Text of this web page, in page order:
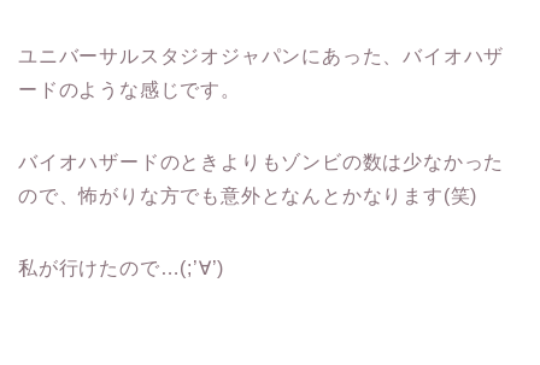
ユニバーサルスタジオジャパンにあった、バイオハザ
ードのような感じです。
バイオハザードのときよりもゾンビの数は少なかった
ので、怖がりな方でも意外となんとかなります(笑)
私が行けたので…(;’∀’)